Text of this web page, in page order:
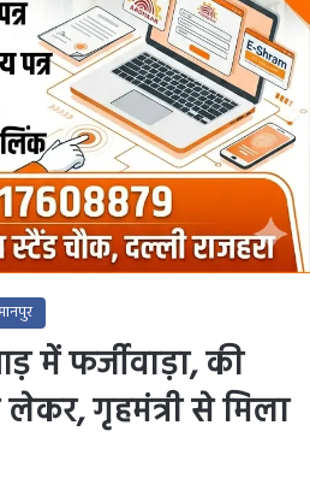
में फर्जीवाड़ा, की
गृहमंत्री से मिला